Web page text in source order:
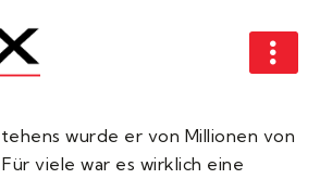
wurde er von Millionen von
viele war es wirklich eine